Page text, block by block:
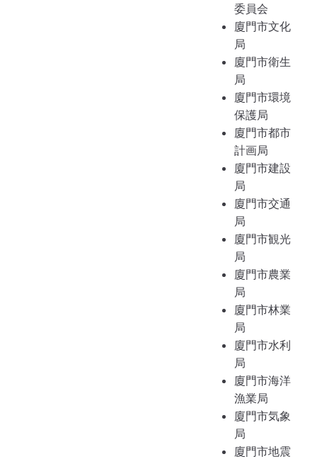
委員会
廈門市文化
局
廈門市衛生
局
廈門市環境
保護局
廈門市都市
計画局
廈門市建設
局
廈門市交通
局
廈門市観光
局
廈門市農業
局
廈門市林業
局
廈門市水利
局
廈門市海洋
漁業局
廈門市気象
局
廈門市地震